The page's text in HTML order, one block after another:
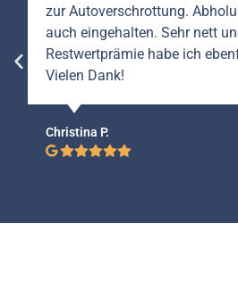
zur Autoverschrottung.
auch eingehalten. Sehr nett
Restwertprämie habe ich
Vielen Dank!
Christina P.